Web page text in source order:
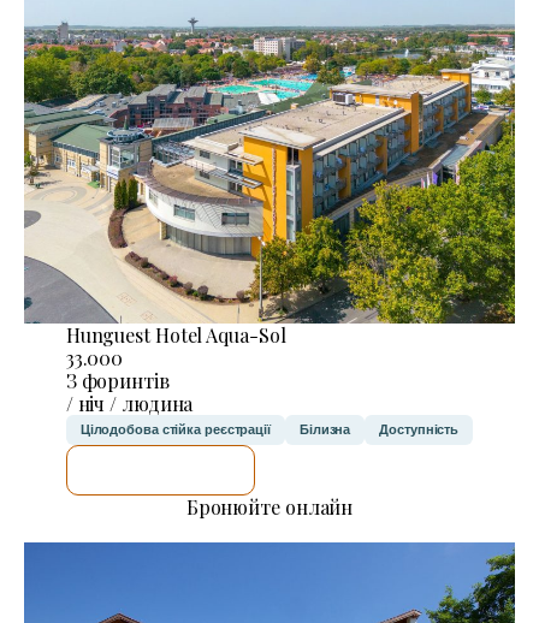
Hunguest Hotel Aqua-Sol
33.000
З форинтів
/ ніч / людина
Цілодобова стійка реєстрації Білизна Доступність
Бронюйте онлайн